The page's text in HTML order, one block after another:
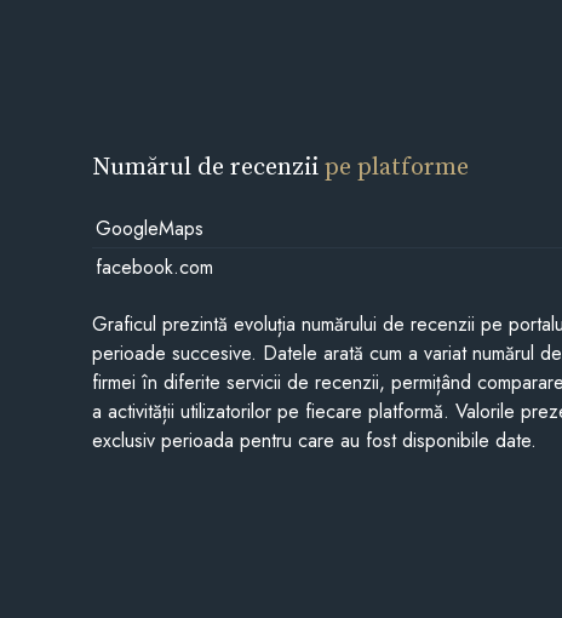
Numărul de recenziipe platforme
GoogleMaps
facebook.com
Graficul prezintă evoluția numărului de recenzii pe
perioade succesive. Datele arată cum a variat numărul
firmei în diferite servicii de recenzii, permițând
a activității utilizatorilor pe fiecare platformă. Valorile
exclusiv perioada pentru care au fost disponibile date.